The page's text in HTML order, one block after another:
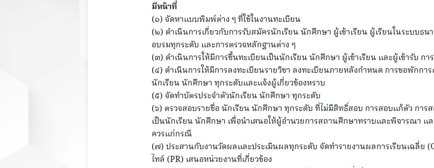
มีหน้าที่
(๑) จัดหาแบบพิมพ์ต่าง ๆ ที่ใช้ในงานทะเบียน
(๒) ดำเนินการเกี่ยวกับการรับสมัครนักเรียน นักศึกษา ผู้เข้าเรียน ผู้เรียนในระบบธน
อบรมทุกระดับ และการตรวจหลักฐานต่าง ๆ
(๓) ดำเนินการให้มีการขึ้นทะเบียนเป็นนักเรียน นักศึกษา ผู้เข้าเรียน และผู้เข้ารับ ก
(๔) ดำเนินการให้มีการลงทะเบียนรายวิชา ลงทะเบียนภายหลังกำหนด การขอพักกา
นักเรียน นักศึกษา ทุกระดับและแจ้งผู้เกี่ยวข้องหราบ
(๕) จัดทำบัตรประจำตัวนักเรียน นักศึกษา ทุกระดับ
(๖) ตรวจสอบรายชื่อ นักเรียน นักศึกษา ทุกระดับ ที่ไม่มีสิทธิ์สอบ การสอบแก้ตัว กา
เป็นนักเรียน นักศึกษา เพื่อนำเสนอให้ผู้อำนวยการสถานศึกษาทราบและพิจารณา แ
ควรแก่กรณี
(๗) ประสานกับงานวัดผลและประเมินผลทุกระดับ จัดทำรายงานผลการเรียนเฉลี่ย
ไทล์ (PR) เสนอหน่วยงานที่เกี่ยวข้อง